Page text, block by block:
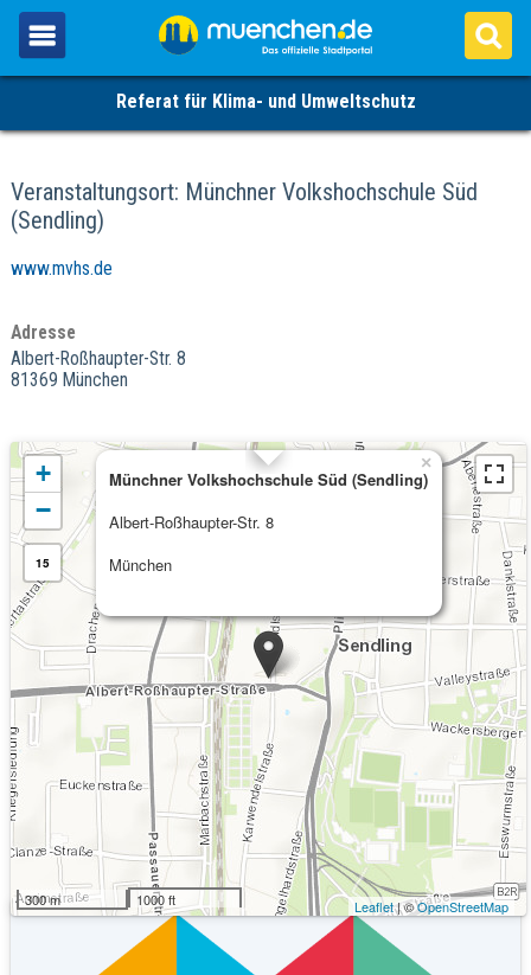
Referat für Klima- und Umweltschutz
Veranstaltungsort: Münchner Volkshochschule Süd
(Sendling)
www.mvhs.de
Adresse
Albert-Roßhaupter-Str. 8
81369 München
Münchner Volkshochschule Süd (Sendling)
Albert-Roßhaupter-Str. 8
München
×
+
−
15
300 m 1000 ft Leaflet| ©OpenStreetMap
Kommende Veranstaltungen
Keine Veranstaltungen an diesem Ort